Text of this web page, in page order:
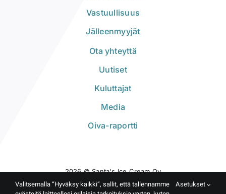
Vastuullisuus
Jälleenmyyjät
Ota yhteyttä
Uutiset
Kuluttajat
Media
Oiva-raportti
2026 © Santa's Ice Cream Oy
Valitsemalla “Hyväksy kaikki”, sallit, että tallennamme
Asetukset